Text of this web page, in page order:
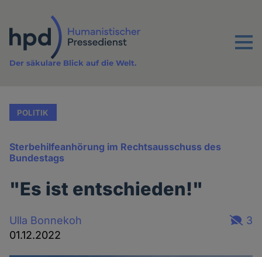
Inhalt
Menu
Der säkulare Blick auf die Welt.
POLITIK
Sterbehilfeanhörung im Rechtsausschuss des
Bundestags
"Es ist entschieden!"
Ulla Bonnekoh
01.12.2022
3